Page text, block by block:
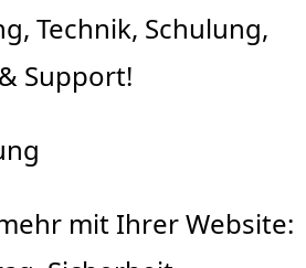
Technik, Schulung,
Support!
mit Ihrer Website: